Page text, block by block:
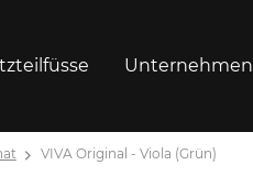
Unternehmen
VIVA Original - Viola (Grün)